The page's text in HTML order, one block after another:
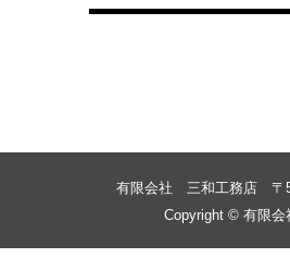
有限会社 三和工務店 〒
Copyright © 有限